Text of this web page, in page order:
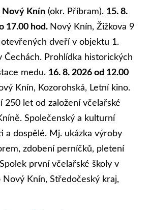
Nový Knín (okr. Příbram). 15. 8.
17.00 hod. Nový Knín, Žižkova 9
otevřených dveří v objektu 1.
Čechách. Prohlídka historických
medu. 16. 8. 2026 od 12.00
Knín, Kozorohská, Letní kino.
250 let od založení včelařské
Společenský a kulturní
a dospělé. Mj. ukázka výroby
zdobení perníčků, pletení
první včelařské školy v
Knín, Středočeský kraj,